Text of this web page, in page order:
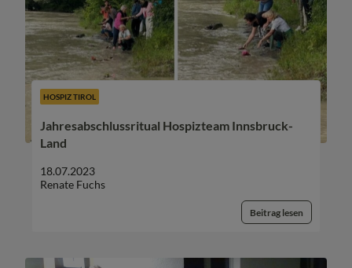
HOSPIZ TIROL
Jahresabschlussritual Hospizteam Innsbruck-
Land
18.07.2023
Renate Fuchs
Beitrag lesen